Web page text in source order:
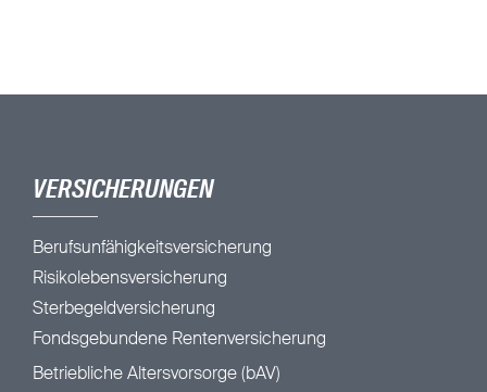
VERSICHERUNGEN
Berufsunfähigkeitsversicherung
Risikolebensversicherung
Sterbegeldversicherung
Fondsgebundene Rentenversicherung
Betriebliche Altersvorsorge (bAV)